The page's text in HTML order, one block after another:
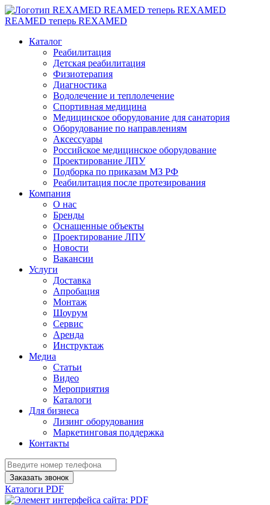
REAMED теперь REXAMED
REAMED теперь REXAMED
Каталог
Реабилитация
Детская реабилитация
Физиотерапия
Диагностика
Водолечение и теплолечение
Спортивная медицина
Медицинское оборудование для санатория
Оборудование по направлениям
Аксессуары
Российское медицинское оборудование
Проектирование ЛПУ
Подборка по приказам МЗ РФ
Реабилитация после протезирования
Компания
О нас
Бренды
Оснащенные объекты
Проектирование ЛПУ
Новости
Вакансии
Услуги
Доставка
Апробация
Монтаж
Шоурум
Сервис
Аренда
Инструктаж
Медиа
Статьи
Видео
Мероприятия
Каталоги
Для бизнеса
Лизинг оборудования
Маркетинговая поддержка
Контакты
Заказать звонок
Каталоги PDF